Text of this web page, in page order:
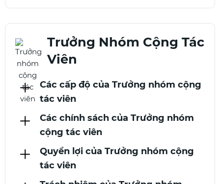
Trưởng Nhóm Cộng Tác
Viên
Các cấp độ của Trưởng nhóm cộng
tác viên
Các chính sách của Trưởng nhóm
cộng tác viên
Quyền lợi của Trưởng nhóm cộng
tác viên